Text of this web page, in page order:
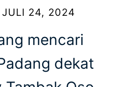
JULI 24, 2024
mencari
dekat